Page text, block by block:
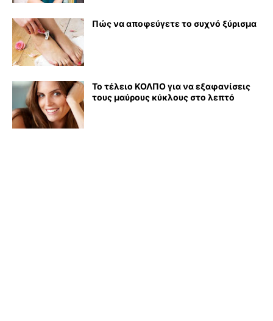
Πώς να αποφεύγετε το συχνό ξύρισμα
Το τέλειο ΚΟΛΠΟ για να εξαφανίσεις
τους μαύρους κύκλους στο λεπτό